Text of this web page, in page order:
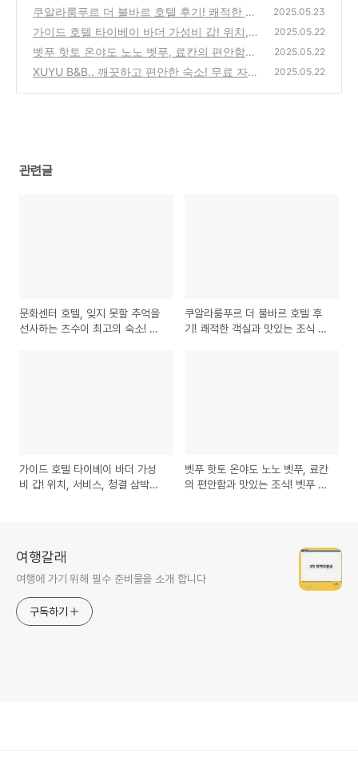
수이 최고의 숙소! 후기 및 추천 츠수이호텔 문
화센터호텔 여행스타그램
쿠알라룸푸르 더 불바르 호텔 후기! 쾌적한 객
실과 맛있는 조식 경험
(0)
2025.05.23
가이드 호텔 타이베이 바더 가성비 갑! 위치,
서비스, 청결 삼박자 타이베이숙소 가이드호텔
가성비호텔
(0)
2025.05.22
벳푸 핫토 온야도 노노 벳푸, 료칸의 편안함과
맛있는 조식! 벳푸 추천 호텔! 벳푸 료칸 조식
2025.05.22
XUYU B&B.. 깨끗하고 편안한 숙소! 무료 자전
2025.05.22
관련글
문화센터 호텔, 잊지 못할 추억을
선사하는 츠수이 최고의 숙소! 후
쿠알라룸푸르 더 불바르 호텔 후
기! 쾌적한 객실과 맛있는 조식 경
가이드 호텔 타이베이 바더 가성
비 갑! 위치, 서비스, 청결 삼박자
벳푸 핫토 온야도 노노 벳푸, 료칸
의 편안함과 맛있는 조식! 벳푸 추
여행갈래
여행에 가기 위해 필수 준비물을 소개 합니다
구독하기